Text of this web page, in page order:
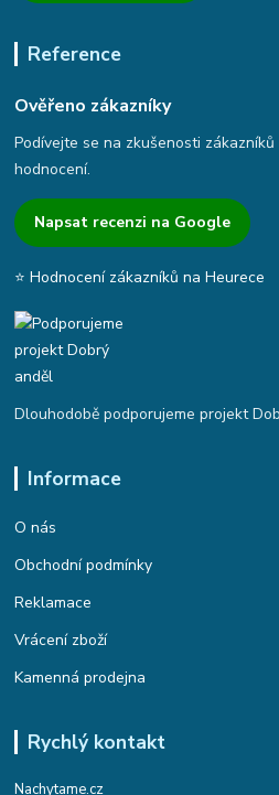
Reference
Ověřeno zákazníky
Podívejte se na zkušenosti
hodnocení.
Napsat recenzi na Google
⭐ Hodnocení zákazníků na Heurece
Dlouhodobě podporujeme projekt
Informace
O nás
Obchodní podmínky
Reklamace
Vrácení zboží
Kamenná prodejna
Rychlý kontakt
Nachytame.cz